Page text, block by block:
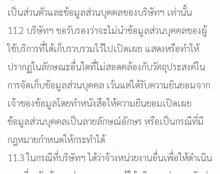
เป็นส่วนตัวและข้อมูลส่วนบุคคลของบริษัทฯ เท่านั้น
11.2 บริษัทฯ ขอรับรองว่าจะไม่นำข้อมูลส่วนบุคคลของผู้
ใช้บริการที่ได้เก็บรวบรวมไว้ไปเปิดเผย แสดงหรือทำให้
ปรากฏในลักษณะอื่นใดที่ไม่สอดคล้องกับวัตถุประสงค์ใน
การจัดเก็บข้อมูลส่วนบุคคล เว้นแต่ได้รับความยินยอมจาก
เจ้าของข้อมูลโดยทำหนังสือให้ความยินยอมเปิดเผย
ข้อมูลส่วนบุคคลเป็นลายลักษณ์อักษร หรือเป็นกรณีที่มี
กฎหมายกำหนดให้กระทำได้
11.3 ในกรณีที่บริษัทฯ ได้ว่าจ้างหน่วยงานอื่นเพื่อให้ดำเนิน